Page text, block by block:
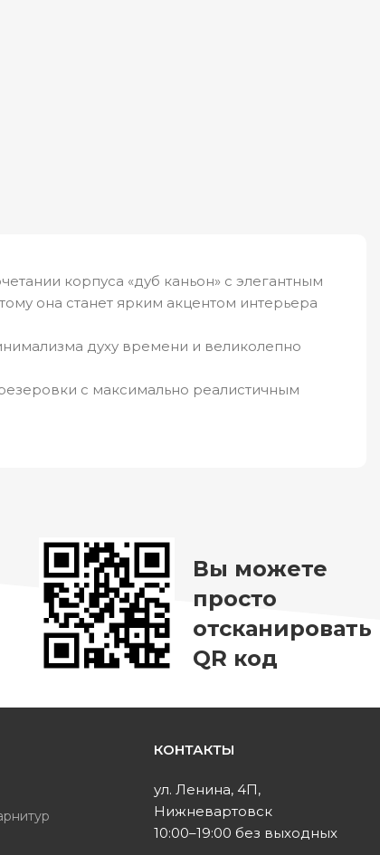
корпуса «дуб каньон» с элегантным
она станет ярким акцентом интерьера
духу времени и великолепно
с максимально реалистичным
Вы можете
просто
отсканировать
QR код
КОНТАКТЫ
ул. Ленина, 4П,
Нижневартовск
10:00–19:00 без выходных